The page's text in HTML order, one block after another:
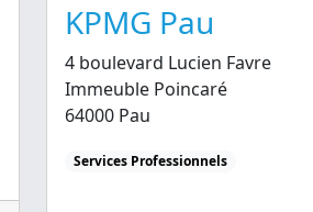
KPMG Pau
4 boulevard Lucien Favre
Immeuble Poincaré
64000 Pau
Services Professionnels